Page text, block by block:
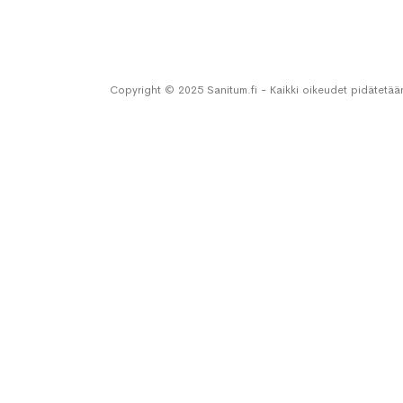
Copyright © 2025 Sanitum.fi - Kaikki oikeudet